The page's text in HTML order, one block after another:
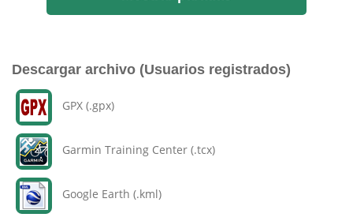
Descargar archivo (Usuarios registrados)
GPX (.gpx)
Garmin Training Center (.tcx)
Google Earth (.kml)